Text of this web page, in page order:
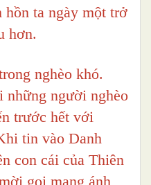
ta ngày một trở
hơn.
nghèo khó.
người nghèo
trước hết với
tin vào Danh
con cái của Thiên
gọi mang ánh